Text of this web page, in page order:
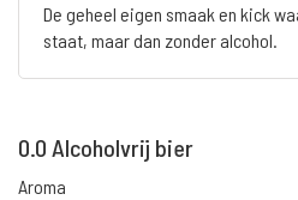
De geheel eigen smaak en kick
staat, maar dan zonder alcohol.
0.0 Alcoholvrij bier
Aroma